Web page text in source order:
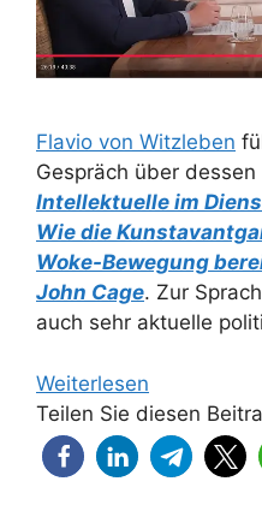
Flavio von Witzleben
Gespräch über dessen
Intellektuelle im
Wie die
Woke-Bewegung
John Cage. Zur
auch sehr aktuelle
Weiterlesen
Teilen Sie diesen